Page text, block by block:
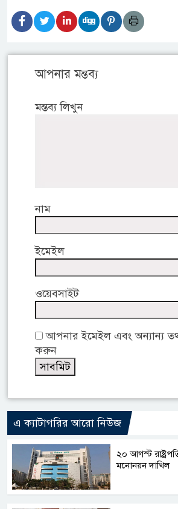
আপনার মন্তব্য
মন্তব্য লিখুন
নাম
ইমেইল
ওয়েবসাইট
আপনার ইমেইল এবং অন্যান্য
করুন
এ ক্যাটাগরির আরো নিউজ
২০ আগস্ট
মনোনয়ন দাখিল